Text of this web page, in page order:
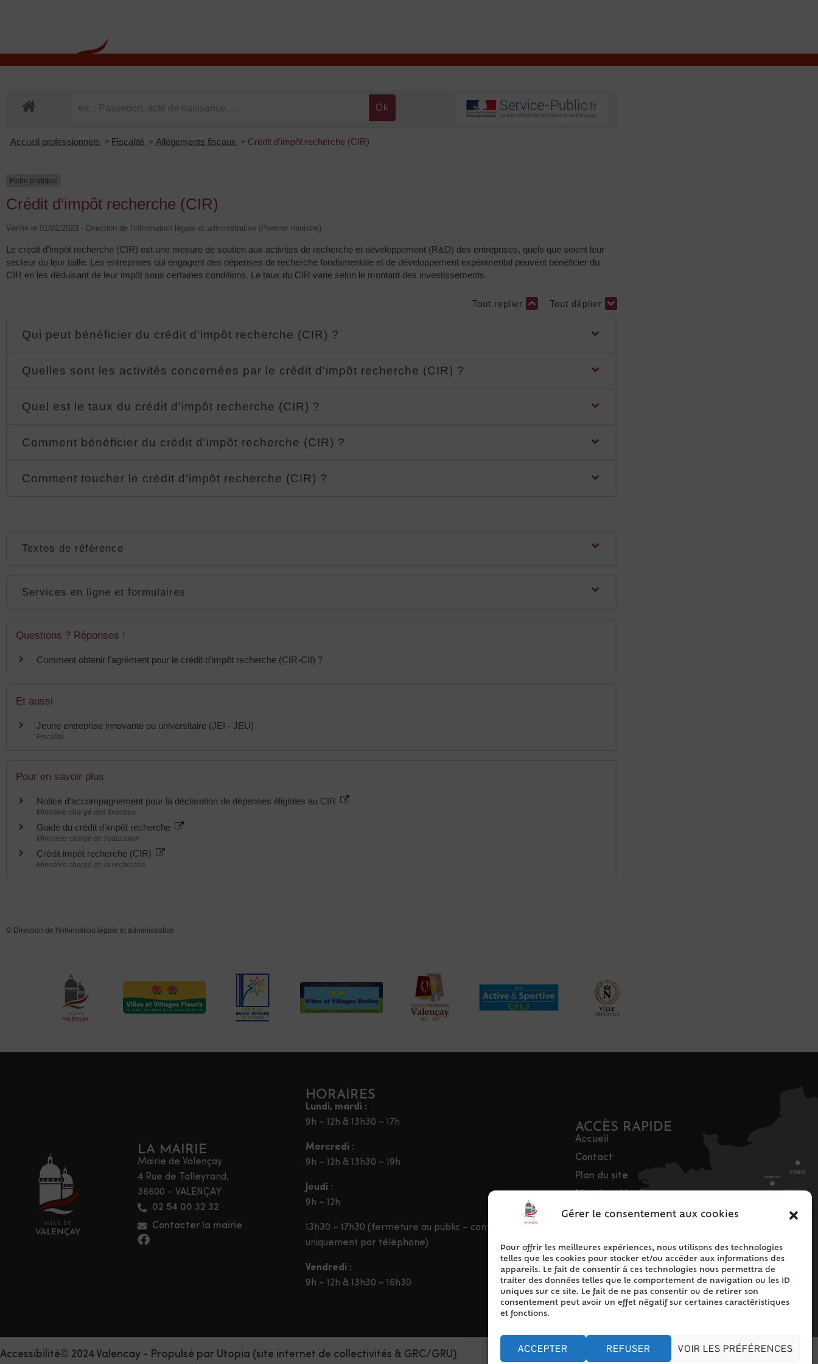
Gérer le consentement aux cookies
Pour offrir les meilleures expériences, nous utilisons des technologies
telles que les cookies pour stocker et/ou accéder aux informations des
appareils. Le fait de consentir à ces technologies nous permettra de
traiter des données telles que le comportement de navigation ou les ID
uniques sur ce site. Le fait de ne pas consentir ou de retirer son
consentement peut avoir un effet négatif sur certaines caractéristiques
et fonctions.
ACCEPTER REFUSER VOIR LES PRÉFÉRENCES
Accueil professionnels > Fiscalité > Allégements fiscaux > Crédit d'impôt recherche (CIR)
Fiche pratique
Crédit d'impôt recherche (CIR)
Vérifié le 01/01/2023 - Direction de l'information légale et administrative (Premier ministre)
Le crédit d'impôt recherche (CIR) est une mesure de soutien aux activités de recherche et développement (R&D) des entreprises, quels que soient leur
secteur ou leur taille. Les entreprises qui engagent des dépenses de recherche fondamentale et de développement expérimental peuvent bénéficier du
CIR en les déduisant de leur impôt sous certaines conditions. Le taux du CIR varie selon le montant des investissements.
Tout replier Tout déplier
Qui peut bénéficier du crédit d'impôt recherche (CIR) ?
Quelles sont les activités concernées par le crédit d'impôt recherche (CIR) ?
Quel est le taux du crédit d'impôt recherche (CIR) ?
Comment bénéficier du crédit d'impôt recherche (CIR) ?
Comment toucher le crédit d'impôt recherche (CIR) ?
Textes de référence
Services en ligne et formulaires
Questions ? Réponses !
Comment obtenir l'agrément pour le crédit d'impôt recherche (CIR-CII) ?
Et aussi
Jeune entreprise innovante ou universitaire (JEI - JEU)
Fiscalité
Pour en savoir plus
Notice d'accompagnement pour la déclaration de dépenses éligibles au CIR
Ministère chargé des finances
Guide du crédit d'impôt recherche
Ministère chargé de l'éducation
Crédit impôt recherche (CIR)
Ministère chargé de la recherche
© Direction de l'information légale et administrative
LA MAIRIE
Mairie de Valençay
4 Rue de Talleyrand,
36600 – VALENÇAY
02 54 00 32 32
Contacter la mairie
HORAIRES
Lundi, mardi :
9h – 12h & 13h30 – 17h
Mercredi :
9h – 12h & 13h30 – 19h
Jeudi :
9h – 12h
13h30 – 17h30 (fermeture au public – contact
uniquement par téléphone)
Vendredi :
9h – 12h & 13h30 – 16h30
ACCÈS RAPIDE
Accueil
Contact
Plan du site
Mentions légales
Traitement des
Politique de cookies
(UE)
Accessibilité© 2024 Valencay - Propulsé par Utopia (site internet de collectivités & GRC/GRU)